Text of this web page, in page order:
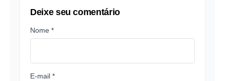
Deixe seu comentário
Nome *
E-mail *